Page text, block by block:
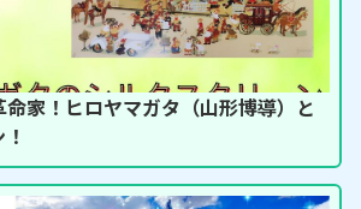
家！ヒロヤマガタ（山形博導）と